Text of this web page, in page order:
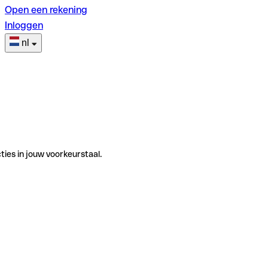
Open een rekening
Inloggen
nl
in jouw voorkeurstaal.